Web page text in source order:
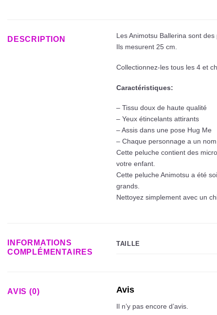
DESCRIPTION
Les Animotsu Ballerina sont
Ils mesurent 25 cm.
Collectionnez-les tous les 4 et
Caractéristiques:
– Tissu doux de haute qualité
– Yeux étincelants attirants
– Assis dans une pose Hug Me
– Chaque personnage a un
Cette peluche contient des
votre enfant.
Cette peluche Animotsu a été
grands.
Nettoyez simplement avec un
INFORMATIONS
COMPLÉMENTAIRES
TAILLE
AVIS (0) Avis
Il n’y pas encore d’avis.